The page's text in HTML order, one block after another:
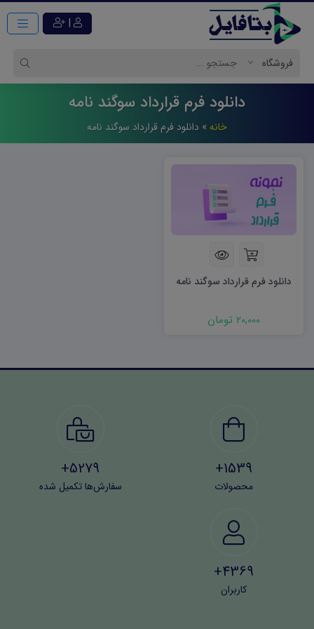
|
دانلود فرم قرارداد سوگند نامه
خانه » دانلود فرم قرارداد سوگند نامه
دانلود فرم قرارداد سوگند نامه
20,000 تومان
1539+
محصولات
5279+
سفارش‌ها تکمیل شده
4369+
کاربران